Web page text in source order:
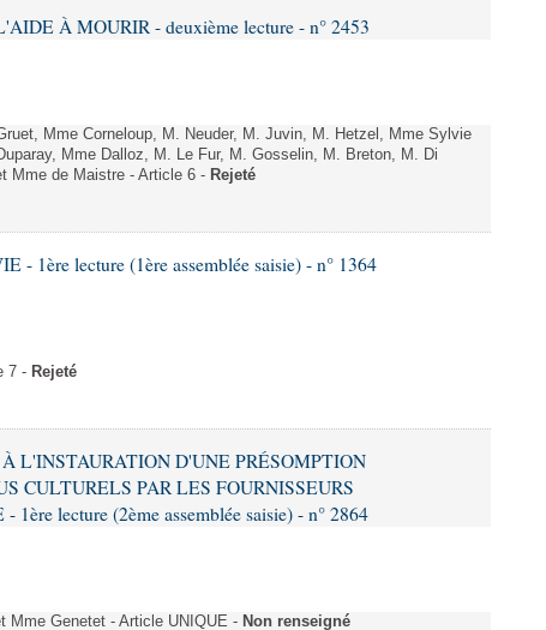
À MOURIR - deuxième lecture - n° 2453
Mme Corneloup, M. Neuder, M. Juvin, M. Hetzel, Mme Sylvie
Mme Dalloz, M. Le Fur, M. Gosselin, M. Breton, M. Di
Mme de Maistre - Article 6 - Rejeté
- 1ère lecture (1ère assemblée saisie) - n° 1364
7 - Rejeté
L'INSTAURATION D'UNE PRÉSOMPTION
CULTURELS PAR LES FOURNISSEURS
lecture (2ème assemblée saisie) - n° 2864
Mme Genetet - Article UNIQUE - Non renseigné